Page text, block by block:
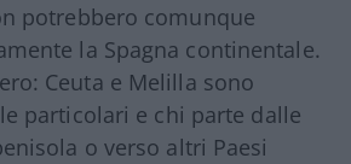
potrebbero comunque
la Spagna continentale.
Ceuta e Melilla sono
particolari e chi parte dalle
o verso altri Paesi